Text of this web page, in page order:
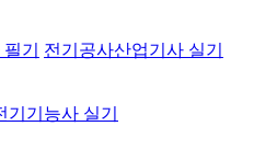
기
전기공사산업기사 실기
기기능사 실기